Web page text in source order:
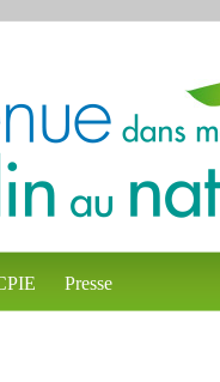
Presse